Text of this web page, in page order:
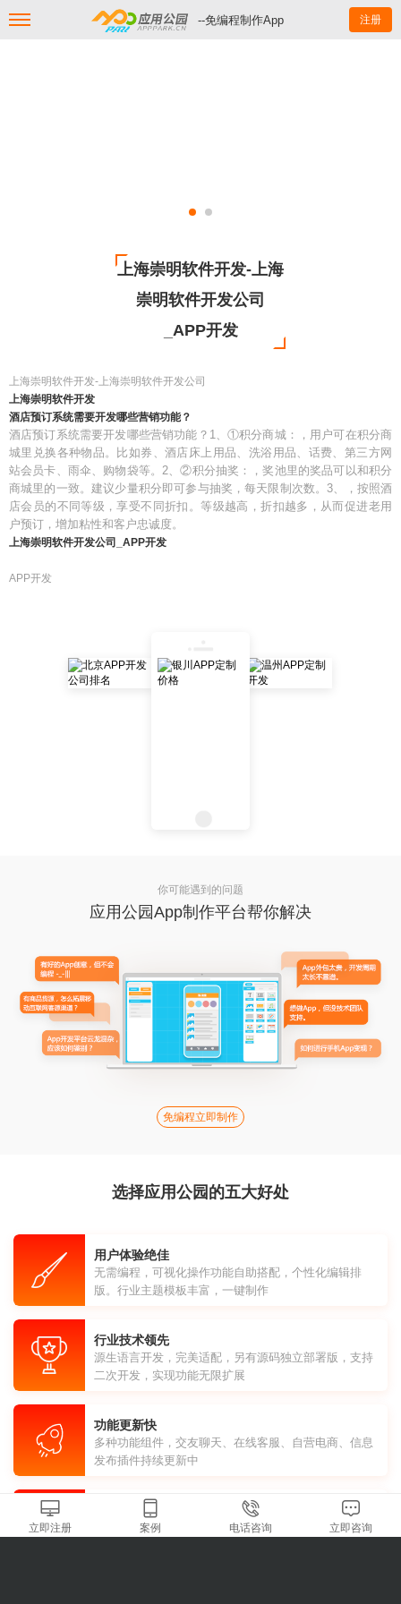
--免编程制作App 注册
上海崇明软件开发-上海
崇明软件开发公司
_APP开发
上海崇明软件开发-上海崇明软件开发公司
上海崇明软件开发
酒店预订系统需要开发哪些营销功能？
酒店预订系统需要开发哪些营销功能？1、①积分商城：，用户可在积分商
城里兑换各种物品。比如券、酒店床上用品、洗浴用品、话费、第三方网
站会员卡、雨伞、购物袋等。2、②积分抽奖：，奖池里的奖品可以和积分
商城里的一致。建议少量积分即可参与抽奖，每天限制次数。3、，按照酒
店会员的不同等级，享受不同折扣。等级越高，折扣越多，从而促进老用
户预订，增加粘性和客户忠诚度。
上海崇明软件开发公司_APP开发
APP开发
你可能遇到的问题
应用公园App制作平台帮你解决
免编程立即制作
选择应用公园的五大好处
用户体验绝佳
无需编程，可视化操作功能自助搭配，个性化编辑排
版。行业主题模板丰富，一键制作
行业技术领先
源生语言开发，完美适配，另有源码独立部署版，支持
二次开发，实现功能无限扩展
功能更新快
多种功能组件，交友聊天、在线客服、自营电商、信息
发布插件持续更新中
省钱、省时、省力
无需找APP开发公司、无需自建团队费用、时间、人力
立即注册 案例 电话咨询 立即咨询